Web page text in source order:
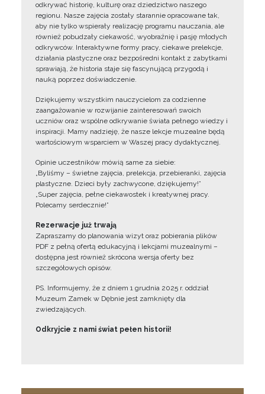
odkrywać historię, kulturę oraz dziedzictwo naszego
regionu. Nasze zajęcia zostały starannie opracowane tak,
aby nie tylko wspierały realizację programu nauczania, ale
również pobudzały ciekawość, wyobraźnię i pasję młodych
odkrywców. Interaktywne formy pracy, ciekawe prelekcje,
działania plastyczne oraz bezpośredni kontakt z zabytkami
sprawiają, że historia staje się fascynującą przygodą i
nauką poprzez doświadczenie.
Dziękujemy wszystkim nauczycielom za codzienne
zaangażowanie w rozwijanie zainteresowań swoich
uczniów oraz wspólne odkrywanie świata pełnego wiedzy i
inspiracji. Mamy nadzieję, że nasze lekcje muzealne będą
wartościowym wsparciem w Waszej pracy dydaktycznej.
Opinie uczestników mówią same za siebie:
„Byliśmy – świetne zajęcia, prelekcja, przebieranki, zajęcia
plastyczne. Dzieci były zachwycone, dziękujemy!”
„Super zajęcia, pełne ciekawostek i kreatywnej pracy.
Polecamy serdecznie!”
Rezerwacje już trwają
Zapraszamy do planowania wizyt oraz pobierania plików
PDF z pełną ofertą edukacyjną i lekcjami muzealnymi –
dostępna jest również skrócona wersja oferty bez
szczegółowych opisów.
PS. Informujemy, że z dniem 1 grudnia 2025 r. oddział
Muzeum Zamek w Dębnie jest zamknięty dla
zwiedzających.
Odkryjcie z nami świat pełen historii!